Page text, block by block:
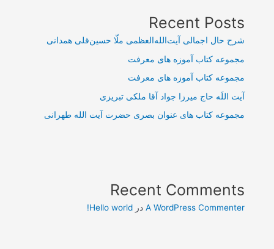
Recent Posts
شرح حال اجمالی آیت‌الله‌العظمی ملّا حسین‌قلی همدانی
مجموعه کتاب آموزه های معرفت
مجموعه کتاب آموزه های معرفت
آیت اللَه حاج میرزا جواد آقا ملکی تبریزی
مجموعه کتاب های عنوان بصری حضرت آیت الله طهرانی
Recent Comments
A WordPress Commenter درHello world!